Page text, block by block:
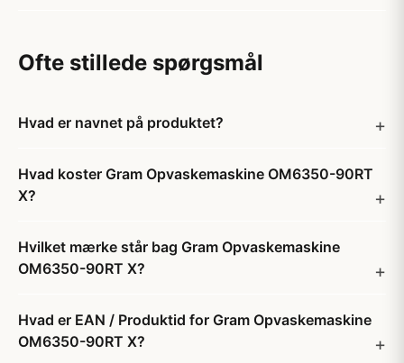
Ofte stillede spørgsmål
Hvad er navnet på produktet?
Hvad koster Gram Opvaskemaskine OM6350-90RT
X?
Hvilket mærke står bag Gram Opvaskemaskine
OM6350-90RT X?
Hvad er EAN / Produktid for Gram Opvaskemaskine
OM6350-90RT X?